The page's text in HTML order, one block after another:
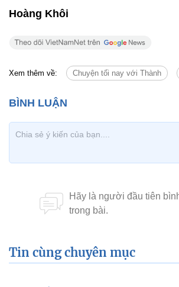
Hoàng Khôi
Xem thêm về: Chuyện tối nay với Thành
Tin cùng chuyên mục